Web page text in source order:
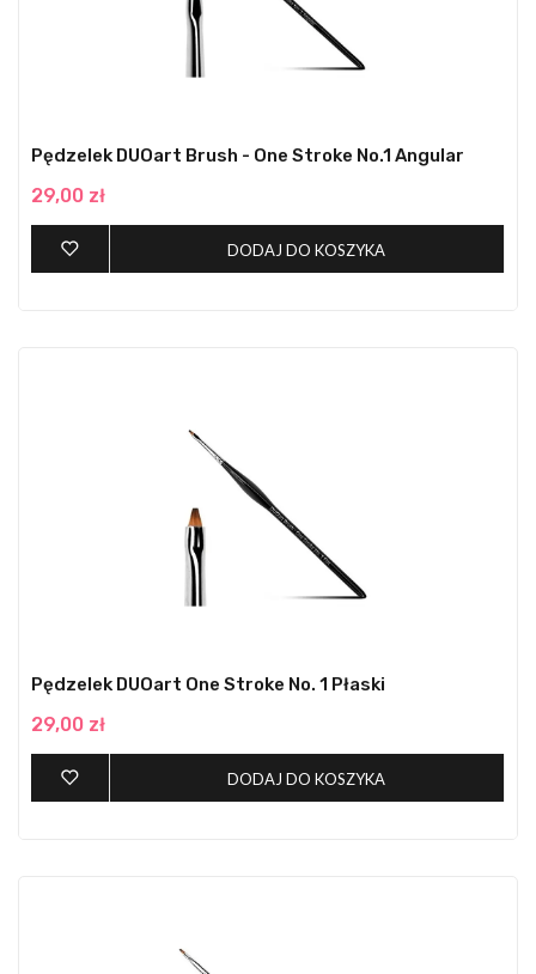
Pędzelek DUOart Brush - One Stroke No.1 Angular
29,00 zł
DODAJ DO KOSZYKA
Pędzelek DUOart One Stroke No. 1 Płaski
29,00 zł
DODAJ DO KOSZYKA